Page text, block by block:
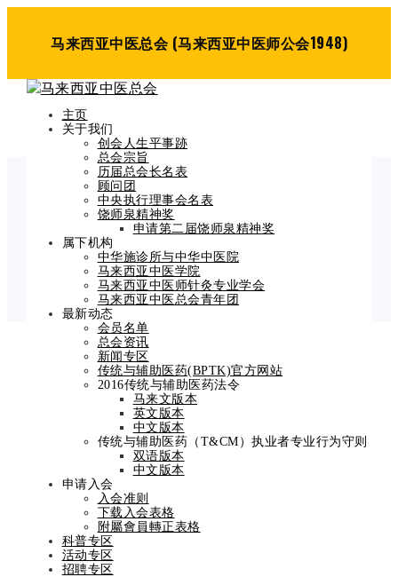
马来西亚中医总会 (马来西亚中医师公会1948)
主页
关于我们
创会人生平事跡
总会宗旨
历届总会长名表
顾问团
中央执行理事会名表
饶师泉精神奖
申请第二届饶师泉精神奖
属下机构
中华施诊所与中华中医院
马来西亚中医学院
马来西亚中医师针灸专业学会
马来西亚中医总会青年团
最新动态
会员名单
总会资讯
新闻专区
传统与辅助医药(BPTK)官方网站
2016传统与辅助医药法令
马来文版本
英文版本
中文版本
传统与辅助医药（T&CM）执业者专业行为守则
双语版本
中文版本
申请入会
入会准则
下载入会表格
附屬會員轉正表格
科普专区
活动专区
招聘专区
Blog Post
Home
招聘中医师通告
招聘中医师通告
On April 23, 2021
招聘中医师通告
工作地点: Old Klang Road
工作时间: 8.30am-5.00pm
工作要求:
1.大学本科以上学历。
2.通晓中英巫文，熟悉电脑操作。